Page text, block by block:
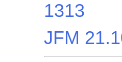
1313
JFM